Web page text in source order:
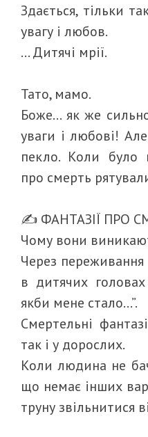
Здається, тільки
увагу і любов.
… Дитячі мрії.
Тато, мамо.
Боже… як же
уваги і любові!
пекло. Коли було
про смерть
✍️ ФАНТАЗІЇ ПРО
Чому вони
Через переживання
в дитячих
якби мене стало…”.
Смертельні
так і у дорослих.
Коли людина не
що немає інших
труну звільнитися